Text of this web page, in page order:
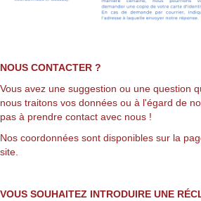
NOUS CONTACTER ?
Vous avez une suggestion ou une question
nous traitons vos données ou à l'égard de
pas à prendre contact avec nous !
Nos coordonnées sont disponibles sur la
site.
VOUS SOUHAITEZ INTRODUIRE UNE